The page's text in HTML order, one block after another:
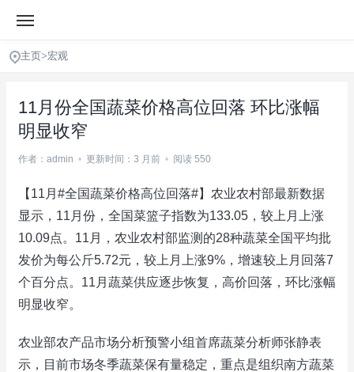
主页>宏观
11月份全国蔬菜价格高位回落 环比涨幅
明显收窄
作者：admin • 更新时间：3 月前 • 阅读 550
【11月#全国蔬菜价格高位回落#】农业农村部最新数据
显示，11月份，全国菜篮子指数为133.05，较上月上涨
10.09点。11月，农业农村部监测的28种蔬菜全国平均批
发价为每公斤5.72元，较上月上涨9%，增速较上月回落7
个百分点。11月蔬菜供应逐步恢复，高价回落，环比涨幅
明显收窄。
农业部农产品市场分析预警小组首席蔬菜分析师张静表
示，目前市场冬季蔬菜保有量稳定，重点是组织南方蔬菜